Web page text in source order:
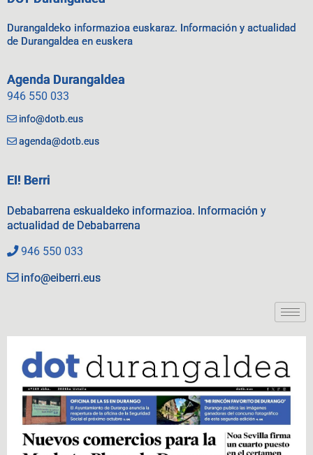
Durangaldeko informazioa euskaraz. Información y actualidad
de Durangaldea en euskera
Agenda Durangaldea
946 550 033
info@dotb.eus
agenda@dotb.eus
EI! Berri
Debabarrena eskualdeko informazioa. Información y
actualidad de Debabarrena
946 550 033
info@eiberri.eus